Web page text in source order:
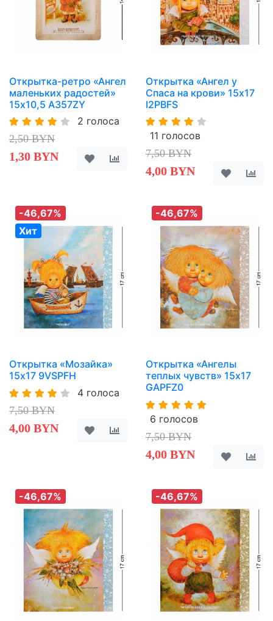
Открытка-ретро «Ангел
маленьких радостей»
15х10,5 A357ZY
2 голоса
2,50 BYN
1,30 BYN
Открытка «Ангел у
Спаса на крови» 15х17
I2PBFS
11 голосов
7,50 BYN
4,00 BYN
-46,67%
Хит
Открытка «Мозайка»
15х17 9VSPFH
4 голоса
7,50 BYN
4,00 BYN
-46,67%
Открытка «Ангелы
теплых чувств» 15х17
GAPFZ0
6 голосов
7,50 BYN
4,00 BYN
-46,67% -46,67%